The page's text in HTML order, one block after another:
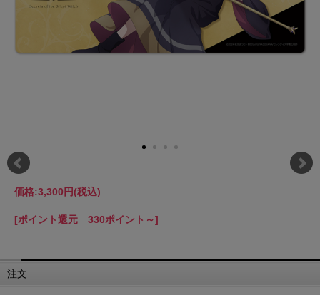
価格:3,300円(税込)
[ポイント還元 330ポイント～]
注文